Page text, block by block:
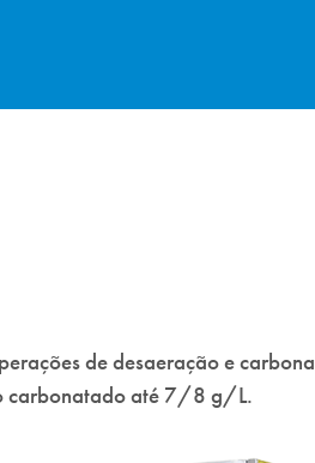
de desaeração e
carbonatado até 7/8 g/L.